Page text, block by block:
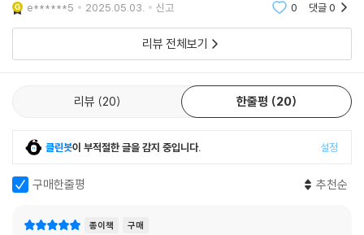
e******5 2025.05.03. 신고 0 댓글0
리뷰 전체보기
리뷰 20 한줄평 20
클린봇이 부적절한 글을 감지 중입니다. 설정
구매한줄평 추천순
종이책 구매